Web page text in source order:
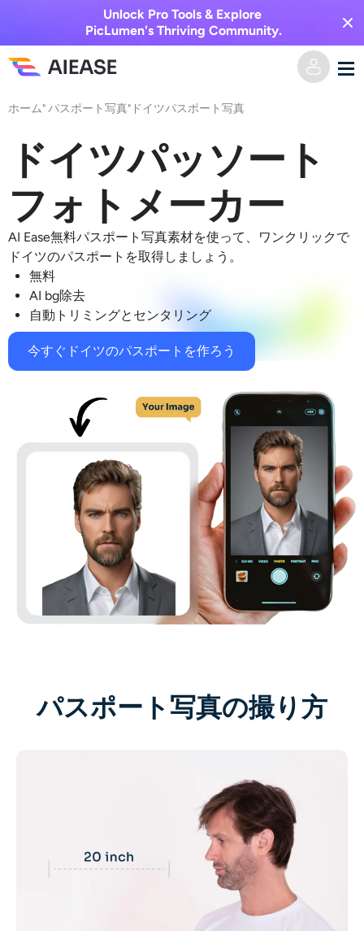
Unlock Pro Tools & Explore
PicLumen's Thriving Community.
ホーム
AI動画
テキストからビデオへ
画像からビデオへ
ビデオエフェクト
AIキスジェネレーター
AIダンスジェネレーター
サポートされている AI モデル
Seedance 2.0 Kling 2.6 Motion Control Veo 3.1
Sora 2.0 Kling 2.6 Pro Kling 2.1 Master Hailuo 2.3
Wan 2.5
動画エフェクト
AI画像
画像から画像へ
Seedream 5.0 Pro Nano Banana Pro Seedream 4.5
ナノバナナ フラックス Kontext
AIツール
オブジェクトリムーバー
透かしリムーバー
背景リムーバー
AIの背景
写真の復元
AIリプレイサー
ヘアスタイルチェンジャー
プライシング
ホーム" パスポート写真" ドイツパスポート写真
ドイツパッソート
フォトメーカー
AI Ease無料パスポート写真素材を使って、ワンクリックで
ドイツのパスポートを取得しましょう。
無料
AI bg除去
自動トリミングとセンタリング
今すぐドイツのパスポートを作ろう
パスポート写真の撮り方